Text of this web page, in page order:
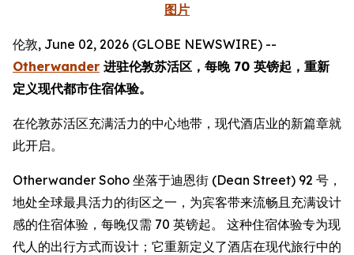
图片
伦敦, June 02, 2026 (GLOBE NEWSWIRE) --
Otherwander 进驻伦敦苏活区，每晚 70 英镑起，重新
定义现代都市住宿体验。
在伦敦苏活区充满活力的中心地带，现代酒店业的新篇章就
此开启。
Otherwander Soho 坐落于迪恩街 (Dean Street) 92 号，
地处全球最具活力的街区之一，为宾客带来流畅且充满设计
感的住宿体验，每晚仅需 70 英镑起。 这种住宿体验专为现
代人的出行方式而设计；它重新定义了酒店在现代旅行中的